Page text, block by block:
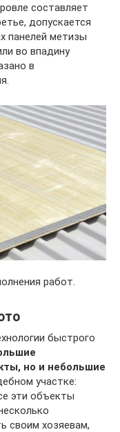
составляет
допускается
панелей метизы
во впадину
в
работ.
быстрого
но и небольшие
участке:
эти объекты
своим хозяевам,